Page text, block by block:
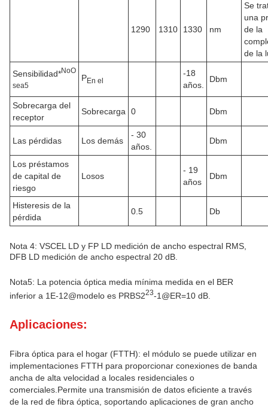
1290 1310 1330 nm
Se
una
de la
de la
Sensibilidad*NoO
sea5
PEn el
-18
años.
Dbm
Sobrecarga del
receptor
Sobrecarga 0 Dbm
Las pérdidas Los demás
- 30
años.
Dbm
Los préstamos
de capital de
riesgo
Losos
- 19
años
Dbm
Histeresis de la
pérdida
0.5 Db
Nota 4: VSCEL LD y FP LD medición de ancho espectral RMS,
DFB LD medición de ancho espectral 20 dB.
Nota5: La potencia óptica media mínima medida en el BER
inferior a 1E-12@modelo es PRBS223-1@ER=10 dB.
Aplicaciones:
Fibra óptica para el hogar (FTTH): el módulo se puede utilizar en
implementaciones FTTH para proporcionar conexiones de banda
ancha de alta velocidad a locales residenciales o
comerciales.Permite una transmisión de datos eficiente a través
de la red de fibra óptica, soportando aplicaciones de gran ancho